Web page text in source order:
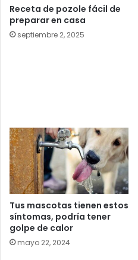
Receta de pozole fácil de
preparar en casa
septiembre 2, 2025
Tus mascotas tienen estos
síntomas, podría tener
golpe de calor
mayo 22, 2024